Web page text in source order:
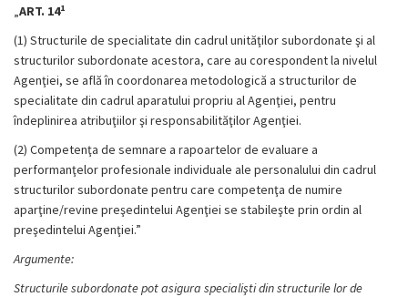
„ART. 141
(1) Structurile de specialitate din cadrul unităţilor subordonate şi al
structurilor subordonate acestora, care au corespondent la nivelul
Agenţiei, se află în coordonarea metodologică a structurilor de
specialitate din cadrul aparatului propriu al Agenţiei, pentru
îndeplinirea atribuţiilor şi responsabilităţilor Agenţiei.
(2) Competenţa de semnare a rapoartelor de evaluare a
performanţelor profesionale individuale ale personalului din cadrul
structurilor subordonate pentru care competenţa de numire
aparţine/revine preşedintelui Agenţiei se stabileşte prin ordin al
preşedintelui Agenţiei.”
Argumente:
Structurile subordonate pot asigura specialişti din structurile lor de